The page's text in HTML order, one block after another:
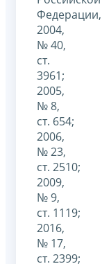
Федерации,
2004,
№ 40,
ст.
3961;
2005,
№ 8,
ст. 654;
2006,
№ 23,
ст. 2510;
2009,
№ 9,
ст. 1119;
2016,
№ 17,
ст. 2399;